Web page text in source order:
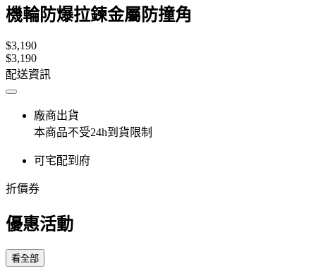
機輪防爆拉鍊金屬防撞角
$3,190
$3,190
配送資訊
廠商出貨
本商品不受24h到貨限制
可宅配到府
折價券
優惠活動
看全部